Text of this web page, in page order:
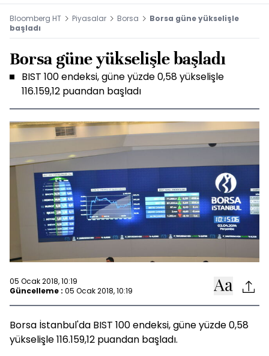
Bloomberg HT Piyasalar Borsa
Borsa güne yükselişle
başladı
Borsa güne yükselişle başladı
BIST 100 endeksi, güne yüzde 0,58 yükselişle
116.159,12 puandan başladı
05 Ocak 2018, 10:19
Güncelleme : 05 Ocak 2018, 10:19
Borsa İstanbul'da BIST 100 endeksi, güne yüzde 0,58
yükselişle 116.159,12 puandan başladı.